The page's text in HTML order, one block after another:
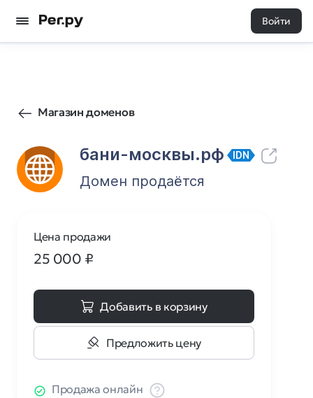
Войти
Магазин доменов
бани-москвы.рф IDN
12 0
Домен продаётся
Цена продажи
25 000 ₽
Добавить в корзину
Предложить цену
Продажа онлайн